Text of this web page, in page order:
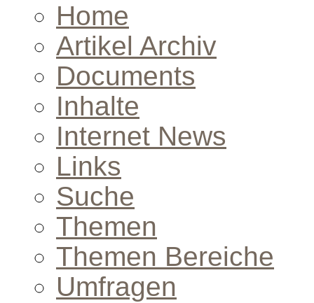
Home
Artikel Archiv
Documents
Inhalte
Internet News
Links
Suche
Themen
Themen Bereiche
Umfragen